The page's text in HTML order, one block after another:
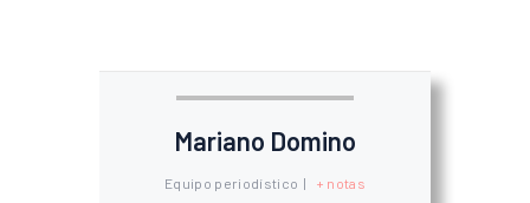
Mariano Domino
Equipo periodístico | + notas